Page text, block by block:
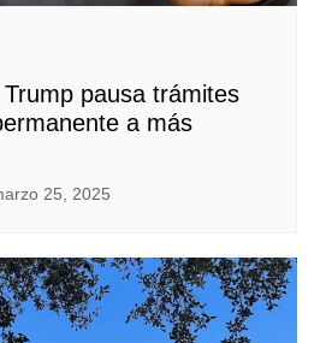
pausa trámites
a más
25, 2025